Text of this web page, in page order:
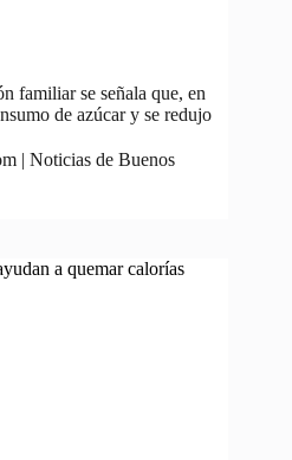
familiar se señala que, en
de azúcar y se redujo
| Noticias de Buenos
a quemar calorías